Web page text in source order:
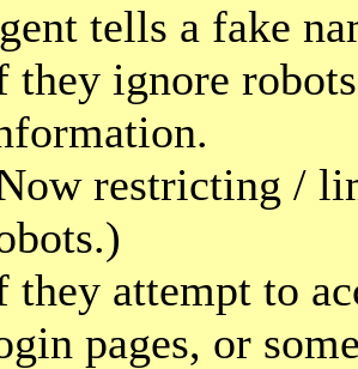
tells a fake
they ignore
restricting /
they attempt to
pages, or